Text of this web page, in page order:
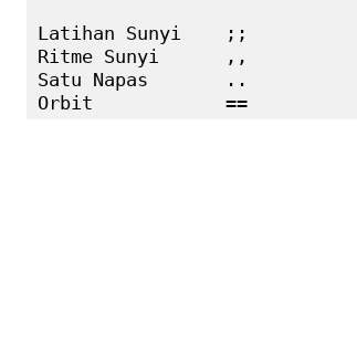
Latihan Sunyi    ;;
Ritme Sunyi      ,,
Satu Napas       ..
Orbit            ==